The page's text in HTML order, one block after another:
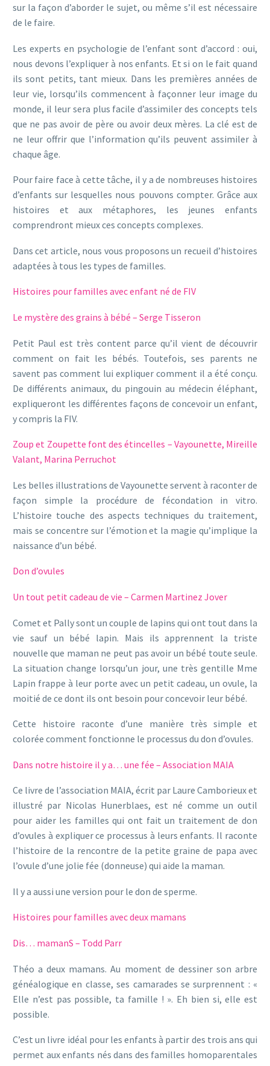
sur la façon d’aborder le sujet, ou même s’il est nécessaire
de le faire.
Les experts en psychologie de l’enfant sont d’accord : oui,
nous devons l’expliquer à nos enfants. Et si on le fait quand
ils sont petits, tant mieux. Dans les premières années de
leur vie, lorsqu’ils commencent à façonner leur image du
monde, il leur sera plus facile d’assimiler des concepts tels
que ne pas avoir de père ou avoir deux mères. La clé est de
ne leur offrir que l’information qu’ils peuvent assimiler à
chaque âge.
Pour faire face à cette tâche, il y a de nombreuses histoires
d’enfants sur lesquelles nous pouvons compter. Grâce aux
histoires et aux métaphores, les jeunes enfants
comprendront mieux ces concepts complexes.
Dans cet article, nous vous proposons un recueil d’histoires
adaptées à tous les types de familles.
Histoires pour familles avec enfant né de FIV
Le mystère des grains à bébé – Serge Tisseron
Petit Paul est très content parce qu’il vient de découvrir
comment on fait les bébés. Toutefois, ses parents ne
savent pas comment lui expliquer comment il a été conçu.
De différents animaux, du pingouin au médecin éléphant,
expliqueront les différentes façons de concevoir un enfant,
y compris la FIV.
Zoup et Zoupette font des étincelles – Vayounette, Mireille
Valant, Marina Perruchot
Les belles illustrations de Vayounette servent à raconter de
façon simple la procédure de fécondation in vitro.
L’histoire touche des aspects techniques du traitement,
mais se concentre sur l’émotion et la magie qu’implique la
naissance d’un bébé.
Don d’ovules
Un tout petit cadeau de vie – Carmen Martinez Jover
Comet et Pally sont un couple de lapins qui ont tout dans la
vie sauf un bébé lapin. Mais ils apprennent la triste
nouvelle que maman ne peut pas avoir un bébé toute seule.
La situation change lorsqu’un jour, une très gentille Mme
Lapin frappe à leur porte avec un petit cadeau, un ovule, la
moitié de ce dont ils ont besoin pour concevoir leur bébé.
Cette histoire raconte d’une manière très simple et
colorée comment fonctionne le processus du don d’ovules.
Dans notre histoire il y a… une fée – Association MAIA
Ce livre de l’association MAIA, écrit par Laure Camborieux et
illustré par Nicolas Hunerblaes, est né comme un outil
pour aider les familles qui ont fait un traitement de don
d’ovules à expliquer ce processus à leurs enfants. Il raconte
l’histoire de la rencontre de la petite graine de papa avec
l’ovule d’une jolie fée (donneuse) qui aide la maman.
Il y a aussi une version pour le don de sperme.
Histoires pour familles avec deux mamans
Dis… mamanS – Todd Parr
Théo a deux mamans. Au moment de dessiner son arbre
généalogique en classe, ses camarades se surprennent : «
Elle n’est pas possible, ta famille ! ». Eh bien si, elle est
possible.
C’est un livre idéal pour les enfants à partir des trois ans qui
permet aux enfants nés dans des familles homoparentales